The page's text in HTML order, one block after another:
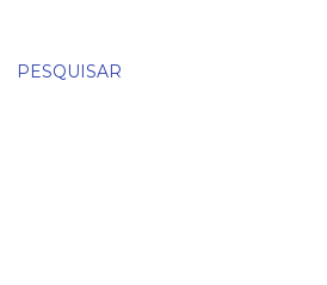
PESQUISAR